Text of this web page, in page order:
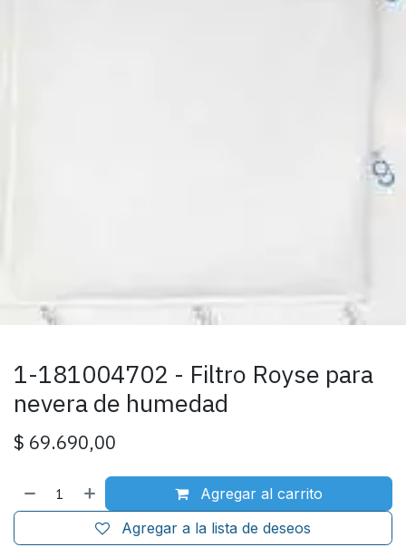
1-181004702 - Filtro Royse para
nevera de humedad
$ 69.690,00
Agregar al carrito
Agregar a la lista de deseos